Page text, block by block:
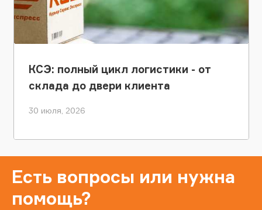
КСЭ: полный цикл логистики - от
склада до двери клиента
30 июля, 2026
Есть вопросы или нужна
помощь?